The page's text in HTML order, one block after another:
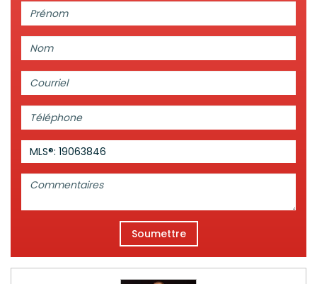
Prénom:
Courriel:
Téléphone:
MLS®: 19063846
Commentaires:
Soumettre